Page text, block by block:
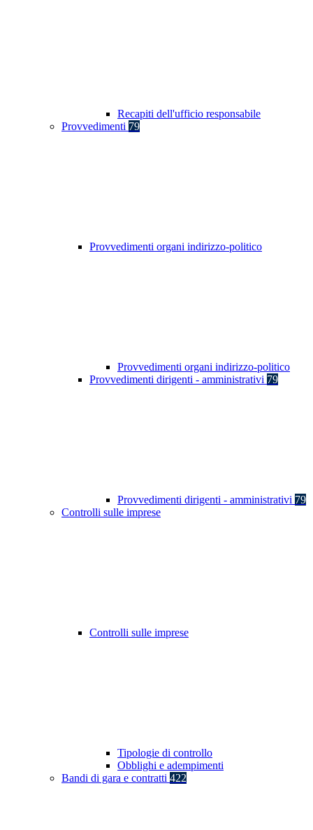
Recapiti dell'ufficio responsabile
Provvedimenti 79
Provvedimenti organi indirizzo-politico
Provvedimenti organi indirizzo-politico
Provvedimenti dirigenti - amministrativi 79
Provvedimenti dirigenti - amministrativi 79
Controlli sulle imprese
Controlli sulle imprese
Tipologie di controllo
Obblighi e adempimenti
Bandi di gara e contratti 422